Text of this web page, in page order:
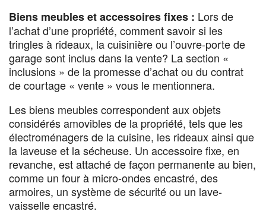
Biens meubles et accessoires fixes : Lors de
l’achat d’une propriété, comment savoir si les
tringles à rideaux, la cuisinière ou l’ouvre-porte de
garage sont inclus dans la vente? La section «
inclusions » de la promesse d’achat ou du contrat
de courtage « vente » vous le mentionnera.
Les biens meubles correspondent aux objets
considérés amovibles de la propriété, tels que les
électroménagers de la cuisine, les rideaux ainsi que
la laveuse et la sécheuse. Un accessoire fixe, en
revanche, est attaché de façon permanente au bien,
comme un four à micro-ondes encastré, des
armoires, un système de sécurité ou un lave-
vaisselle encastré.